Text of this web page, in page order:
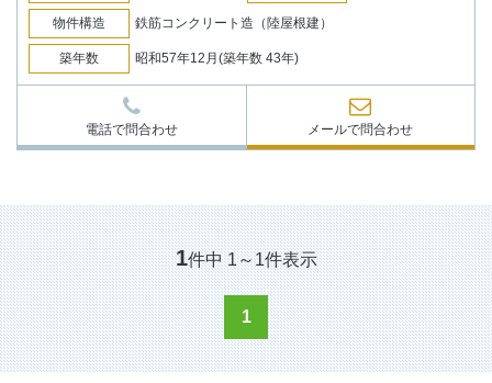
物件構造 鉄筋コンクリート造（陸屋根建）
築年数 昭和57年12月(築年数 43年)
電話で問合わせ メールで問合わせ
1件中1～1件表示
1